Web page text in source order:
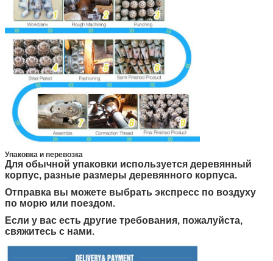
Упаковка и перевозка
Для обычной упаковки используется деревянный
корпус, разные размеры деревянного корпуса.
Отправка вы можете выбрать экспресс по воздуху
по морю или поездом.
Если у вас есть другие требования, пожалуйста,
свяжитесь с нами.